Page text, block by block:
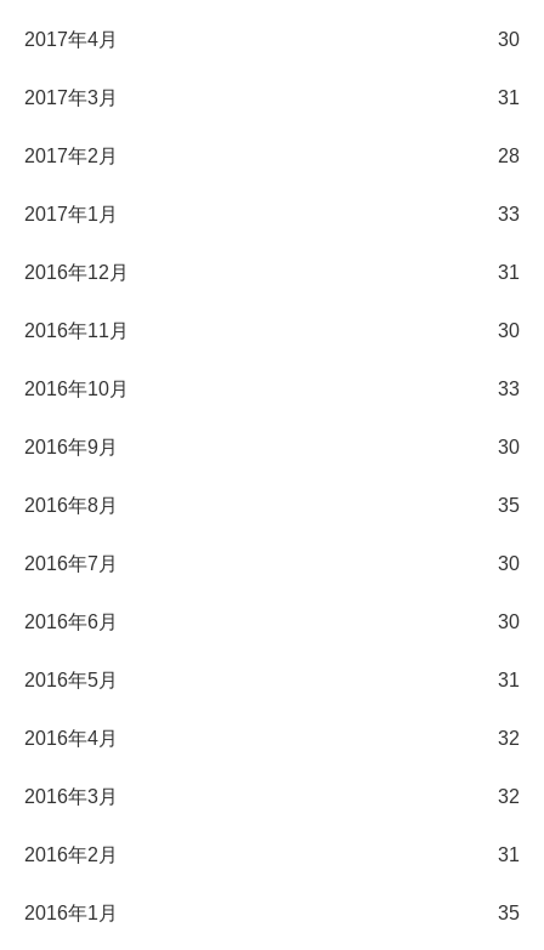
2017年4月 30
2017年3月 31
2017年2月 28
2017年1月 33
2016年12月 31
2016年11月 30
2016年10月 33
2016年9月 30
2016年8月 35
2016年7月 30
2016年6月 30
2016年5月 31
2016年4月 32
2016年3月 32
2016年2月 31
2016年1月 35